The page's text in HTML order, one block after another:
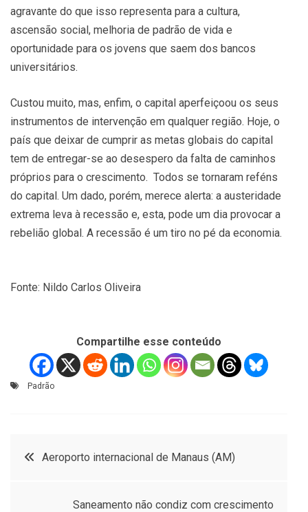
agravante do que isso representa para a cultura,
ascensão social, melhoria de padrão de vida e
oportunidade para os jovens que saem dos bancos
universitários.
Custou muito, mas, enfim, o capital aperfeiçoou os seus
instrumentos de intervenção em qualquer região. Hoje, o
país que deixar de cumprir as metas globais do capital
tem de entregar-se ao desespero da falta de caminhos
próprios para o crescimento. Todos se tornaram reféns
do capital. Um dado, porém, merece alerta: a austeridade
extrema leva à recessão e, esta, pode um dia provocar a
rebelião global. A recessão é um tiro no pé da economia.
Fonte: Nildo Carlos Oliveira
Compartilhe esse conteúdo
Padrão
Navegação
Aeroporto internacional de Manaus (AM)
Saneamento não condiz com crescimento